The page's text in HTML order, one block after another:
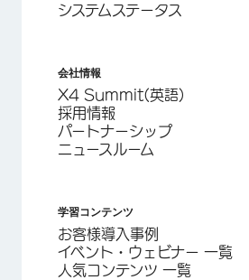
システムステータス
会社情報
X4 Summit(英語)
採用情報
パートナーシップ
ニュースルーム
学習コンテンツ
お客様導入事例
イベント・ウェビナー 一覧
人気コンテンツ 一覧